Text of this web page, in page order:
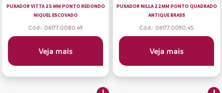
PUXADOR VITTA 25 MM PONTO REDONDO
NIQUEL ESCOVADO
Cód.: 06177.0080.49
Veja mais
PUXADOR NILLA 22MM PONTO QUADRADO
ANTIQUE BRASS
Cód.: 06177.0090.45
Veja mais